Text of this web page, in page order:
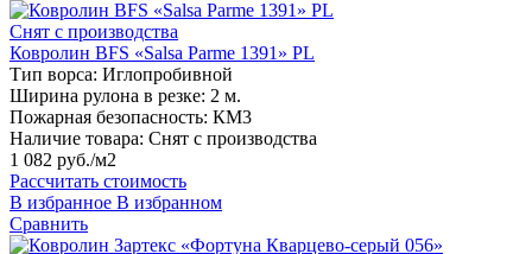
Снят с производства
Ковролин BFS «Salsa Parme 1391» PL
Тип ворса: Иглопробивной
Ширина рулона в резке: 2 м.
Пожарная безопасность: КМ3
Наличие товара: Снят с производства
1 082 руб./м2
Рассчитать стоимость
В избранное В избранном
Сравнить